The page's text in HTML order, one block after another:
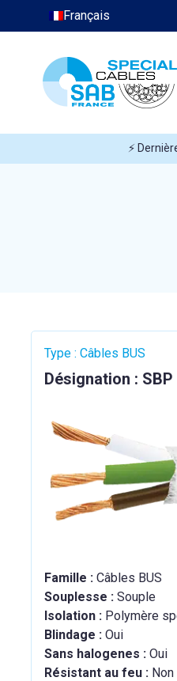
Français
⚡
Type : Câbles BUS
Désignation : SBP
Famille : Câbles BUS
Souplesse : Souple
Isolation : Polymère
Blindage : Oui
Sans halogenes : Oui
Résistant au feu : Non